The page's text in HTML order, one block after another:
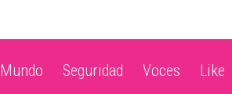
Mundo Seguridad Voces Like